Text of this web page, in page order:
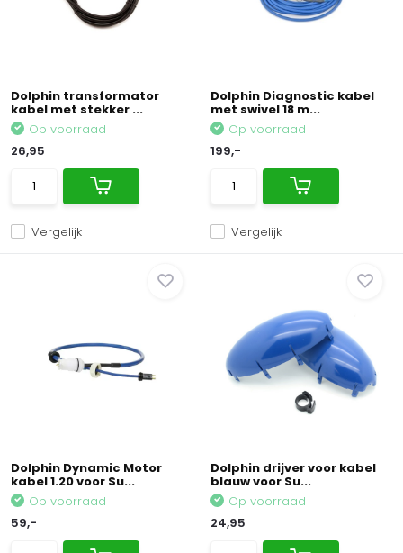
Dolphin transformator
kabel met stekker ...
Vergelijk
Op voorraad
26,95
Dolphin Diagnostic kabel
met swivel 18 m...
Vergelijk
Op voorraad
199,-
Dolphin Dynamic Motor
kabel 1.20 voor Su...
Op voorraad
59,-
Dolphin drijver voor kabel
blauw voor Su...
Op voorraad
24,95